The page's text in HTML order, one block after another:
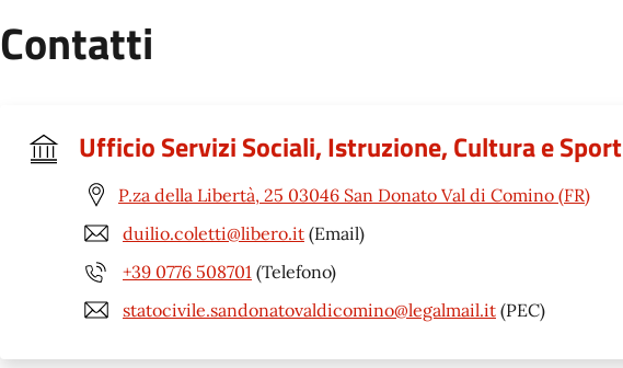
Contatti
Ufficio Servizi Sociali, Istruzione, Cultura e Sport
P.za della Libertà, 25 03046 San Donato Val di Comino (FR)
duilio.coletti@libero.it (Email)
+39 0776 508701 (Telefono)
statocivile.sandonatovaldicomino@legalmail.it (PEC)